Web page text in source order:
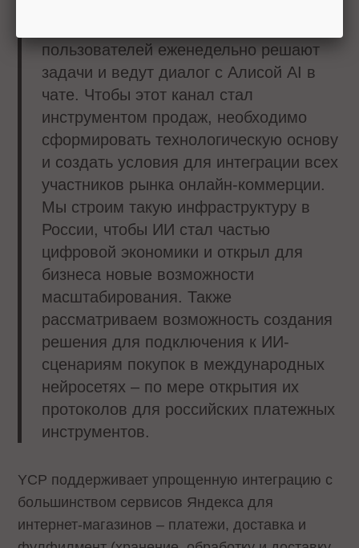
пользователей еженедельно решают
задачи и ведут диалог с Алисой AI в
чате. Чтобы этот канал стал
инструментом продаж, необходимо
сформировать технологическую основу
и создать условия для интеграции всех
участников рынка онлайн-коммерции.
Мы строим такую инфраструктуру в
России, чтобы ИИ стал частью
цифровой экономики и открыл для
бизнеса новые возможности
масштабирования. Также
рассматриваем возможность создания
решения для подключения к ИИ-
сценариям покупок в международных
нейросетях – по мере открытия их
протоколов для российских платежных
инструментов.
YCP поддерживает упрощенную интеграцию с
большинством сервисов Яндекса для
интернет-магазинов – платежи, доставка и